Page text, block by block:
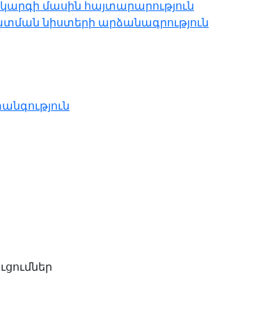
մասին հայտարարություն
նիստերի արձանագրություն